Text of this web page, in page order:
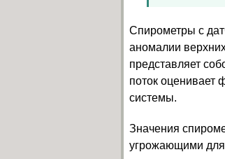
Спирометры с
аномалии
представляет
поток оценивает
системы.
Значения
угрожающими